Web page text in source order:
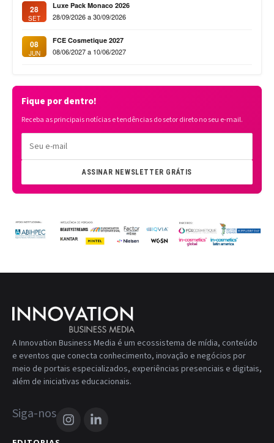
28
SET
Luxe Pack Monaco 2026
28/09/2026 a 30/09/2026
08
JUN
FCE Cosmetique 2027
08/06/2027 a 10/06/2027
Fique por dentro!
Receba as principais notícias e tendências do setor direto no seu e-mail.
ASSINAR NEWSLETTER GRÁTIS
A Innovation Business Media é um ecossistema de mídia, conteúdo
e eventos que conecta conhecimento, inovação e negócios por
meio de portais especializados, experiências presenciais e digitais,
além de iniciativas educacionais.
Siga-nos